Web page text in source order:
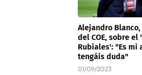
Alejandro
del COE, sobre el
Rubiales': "Es mi
tengáis duda"
01/09/2023